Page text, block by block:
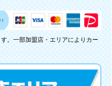
。一部加盟店・エリアによりカー